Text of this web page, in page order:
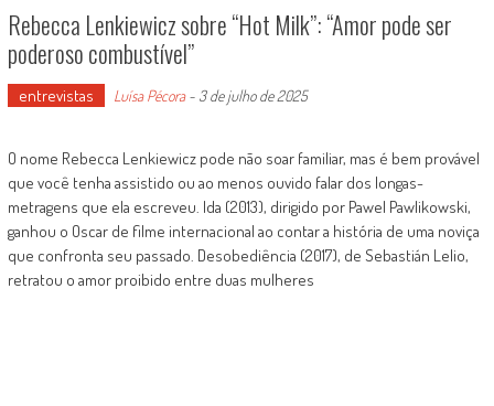
Rebecca Lenkiewicz sobre “Hot Milk”: “Amor pode ser
poderoso combustível”
entrevistas Luísa Pécora- 3 de julho de 2025
O nome Rebecca Lenkiewicz pode não soar familiar, mas é bem provável
que você tenha assistido ou ao menos ouvido falar dos longas-
metragens que ela escreveu. Ida (2013), dirigido por Pawel Pawlikowski,
ganhou o Oscar de filme internacional ao contar a história de uma noviça
que confronta seu passado. Desobediência (2017), de Sebastián Lelio,
retratou o amor proibido entre duas mulheres